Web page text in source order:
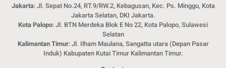
Jakarta: Jl. Sepat No.24, RT.9/RW.2, Kebagusan, Kec. Ps. Minggu, Kota
Jakarta Selatan, DKI Jakarta.
Kota Palopo: Jl. BTN Merdeka Blok E No 22, Kota Palopo, Sulawesi
Selatan
Kalimantan Timur: Jl. Ilham Maulana, Sangatta utara (Depan Pasar
Induk) Kabupaten Kutai Timur Kalimantan Timur.